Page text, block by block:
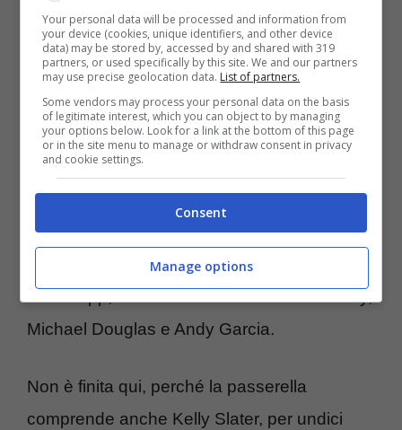
ufficiale di Bale
Bale ha partecipato all’Alfred Dunhill Links
Championshipinsieme a tanti altri vip.
Come i Friedkin, proprietari della Roma, che
tra l’altro hanno anche ricevuto aspre critiche
per l’andamento della squadra e la loro poca
predisposizione al calcio. Tra le celebrità si
contano anche Ruud Gullit e Jamie
Michael Douglas e Andy Garcia.
Non è finita qui, perché la passerella
comprende anche Kelly Slater, per undici
Your personal data will be processed and information from
your device (cookies, unique identifiers, and other device
data) may be stored by, accessed by and shared with 319
partners, or used specifically by this site. We and our partners
may use precise geolocation data. List of partners.
Some vendors may process your personal data on the basis
of legitimate interest, which you can object to by managing
your options below. Look for a link at the bottom of this page
or in the site menu to manage or withdraw consent in privacy
and cookie settings.
Consent
Manage options